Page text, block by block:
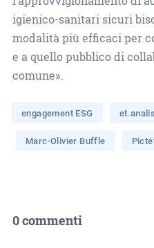
igienico-sanitari sicuri
modalità più efficaci per
e a quello pubblico di
comune».
engagement ESG
Marc-Olivier Buffle
0 commenti